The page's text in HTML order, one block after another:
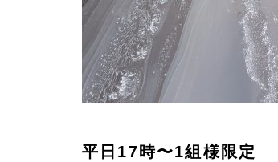
平日17時〜1組様限定